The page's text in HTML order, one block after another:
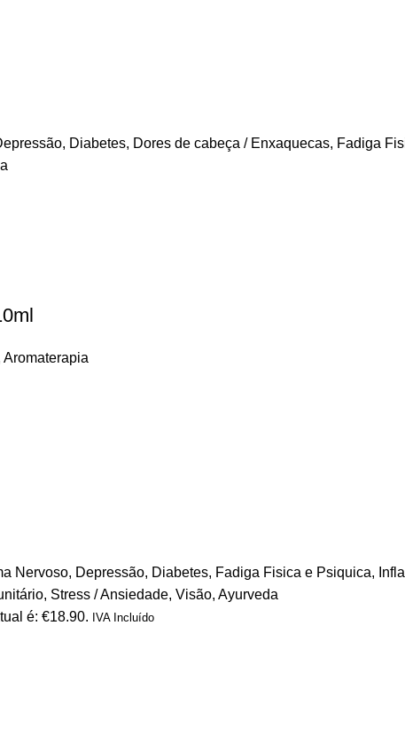
, Diabetes, Dores de cabeça / Enxaquecas, Fadiga
Aromaterapia
Nervoso, Depressão, Diabetes, Fadiga Fisica e Psiquica,
, Stress / Ansiedade, Visão, Ayurveda
é: €18.90. IVA Incluído